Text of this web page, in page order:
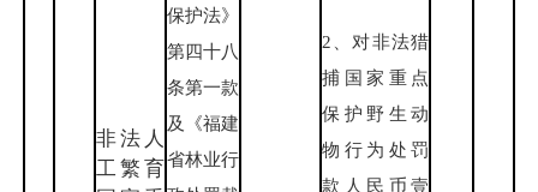
非法人
工繁育
保护法》
第四十八
条第一款
及《福建
省林业行
2、对非法猎
捕国家重点
保护野生动
物行为处罚
款人民币壹